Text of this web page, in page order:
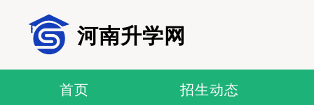
河南升学网
首页 招生动态